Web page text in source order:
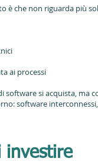
è che non riguarda più
ai processi
software si acquista,
software
investire